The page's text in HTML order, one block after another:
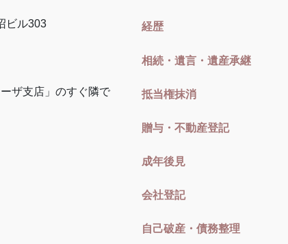
ビル303
ザ支店」のすぐ隣で
経歴
相続・遺言・遺産承継
抵当権抹消
贈与・不動産登記
成年後見
会社登記
自己破産・債務整理